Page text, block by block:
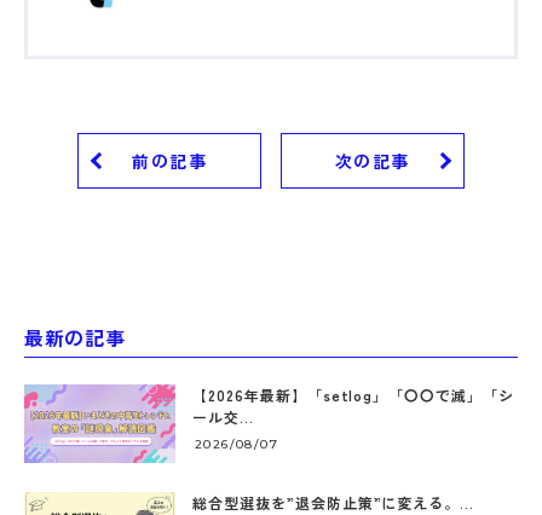
前の記事 次の記事
最新の記事
【2026年最新】「setlog」「〇〇で滅」「シ
ール交...
2026/08/07
総合型選抜を”退会防止策”に変える。...